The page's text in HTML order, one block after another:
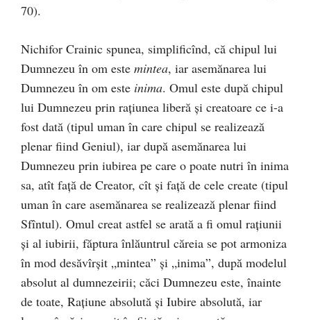
70).
Nichifor Crainic spunea, simplificînd, că chipul lui
Dumnezeu în om este mintea, iar asemănarea lui
Dumnezeu în om este inima. Omul este după chipul
lui Dumnezeu prin rațiunea liberă și creatoare ce i-a
fost dată (tipul uman în care chipul se realizează
plenar fiind Geniul), iar după asemănarea lui
Dumnezeu prin iubirea pe care o poate nutri în inima
sa, atît față de Creator, cît și față de cele create (tipul
uman în care asemănarea se realizează plenar fiind
Sfîntul). Omul creat astfel se arată a fi omul rațiunii
și al iubirii, făptura înlăuntrul căreia se pot armoniza
în mod desăvîrșit „mintea” și „inima”, după modelul
absolut al dumnezeirii; căci Dumnezeu este, înainte
de toate, Rațiune absolută și Iubire absolută, iar